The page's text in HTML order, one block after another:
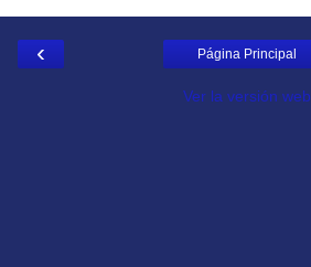
‹ Página Principal
Ver la versión web